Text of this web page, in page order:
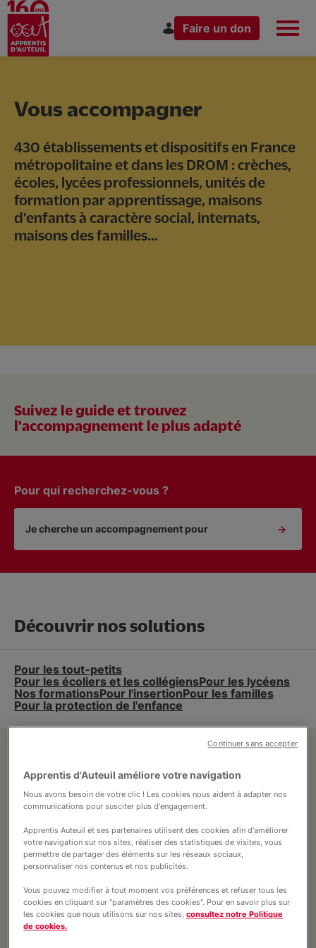
Nous connaître
Nos actions
Faire un don
Vous accompagner
430 établissements et dispositifs en France
métropolitaine et dans les DROM : crèches,
écoles, lycées professionnels, unités de
formation par apprentissage, maisons
d'enfants à caractère social, internats,
maisons des familles...
Suivez le guide et trouvez
l'accompagnement le plus adapté
Pour qui recherchez-vous ?
Je cherche un accompagnement pour
Découvrir nos solutions
Pour les tout-petits
Pour les écoliers et les collégiensPour les lycéens
Nos formationsPour l'insertionPour les familles
Pour la protection de l'enfance
Apprentis d'Auteuil améliore votre navigation
Nous avons besoin de votre clic ! Les cookies nous aident à adapter nos
communications pour susciter plus d'engagement.
Apprentis Auteuil et ses partenaires utilisent des cookies afin d'améliorer
votre navigation sur nos sites, réaliser des statistiques de visites, vous
permettre de partager des éléments sur les réseaux sociaux,
personnaliser nos contenus et nos publicités.
Vous pouvez modifier à tout moment vos préférences et refuser tous les
cookies en cliquant sur "paramètres des cookies". Pour en savoir plus sur
les cookies que nous utilisons sur nos sites,consultez notre Politique
de cookies.
Continuer sans accepter